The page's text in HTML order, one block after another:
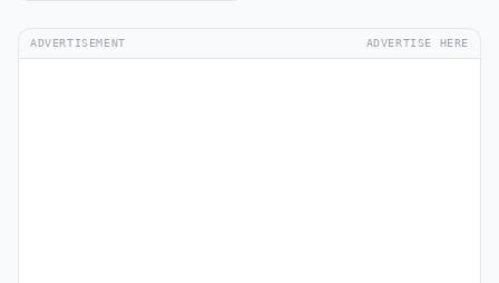
ADVERTISEMENT ADVERTISE HERE